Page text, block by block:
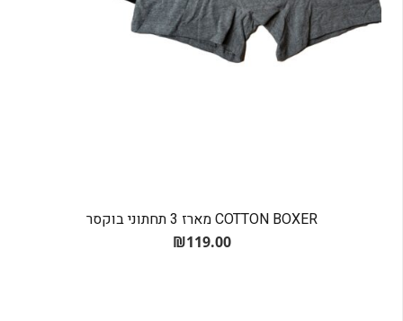
COTTON BOXER מארז 3 תחתוני בוקסר
₪119.00